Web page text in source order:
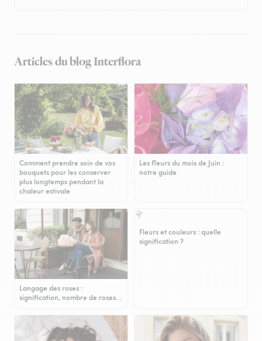
Articles du blog Interflora
Comment prendre soin de vos
bouquets pour les conserver
plus longtemps pendant la
chaleur estivale
Les fleurs du mois de Juin :
notre guide
Langage des roses :
signification, nombre de roses…
Fleurs et couleurs : quelle
signification ?